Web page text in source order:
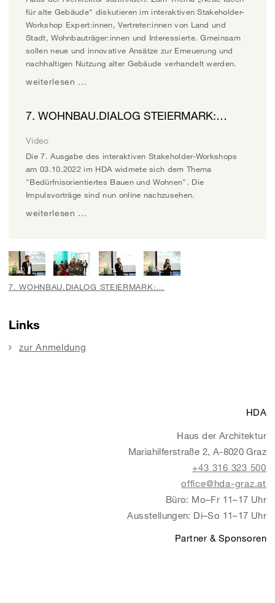
für alte Gebäude“ diskutieren im interaktiven Stakeholder-
Workshop Expert:innen, Vertreter:innen von Land und
Stadt, Wohnbauträger:innen und Interessierte. Gmeinsam
sollen neue und innovative Ansätze zur Erneuerung und
nachhaltigen Nutzung alter Gebäude verhandelt werden.
weiterlesen …
7. WOHNBAU.DIALOG STEIERMARK:…
Video
Die 7. Ausgabe des interaktiven Stakeholder-Workshops
am 03.10.2022 im HDA widmete sich dem Thema
"Bedürfnisorientiertes Bauen und Wohnen". Die
Impulsvorträge sind nun online nachzusehen.
weiterlesen …
7. WOHNBAU.DIALOG STEIERMARK:…
Links
zur Anmeldung
HDA
Haus der Architektur
Mariahilferstraße 2, A-8020 Graz
+43 316 323 500
office@hda-graz.at
Büro: Mo–Fr 11–17 Uhr
Ausstellungen: Di–So 11–17 Uhr
Partner & Sponsoren